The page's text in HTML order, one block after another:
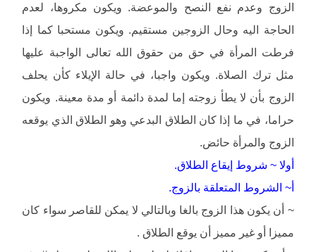
الزوج وعدم نفع النصح والموعضة. ويكون مكروها، لعدم
الحاجة اليه وحال الزوجين مستقيم. ويكون مستحبا كما إذا
فرطت المرأة في حق من حقوق الله تعالى الواجبة عليها
مثل ترك الصلاة. ويكون واجبا، في حالة الإيلاء كأن يحلف
الزوج بأن لا يطأ زوجته إما لمدة دائمة أو مدة معينة. ويكون
حراما، في ما إذا كان الطلاق البدعي وهو الطلاق الذي يوقعه
الزوج والمرأة حائض.
أولا ~ شروط إيقاع الطلاق.
أ~ الشروط المتعلقة بالزوج.
~ أن يكون هذا الزوج بالغا وبالتالي لا يمكن للقاصر سواء كان
مميزا أو غير مميز أن يوقع الطلاق .